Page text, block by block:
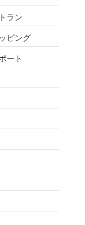
ラン
ピング
ート